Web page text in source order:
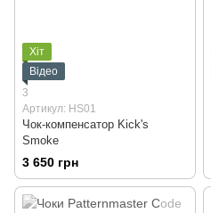
Хіт
Відео
3
Артикул: HS01
Чок-компенсатор Kick's
Smoke
3 650 грн